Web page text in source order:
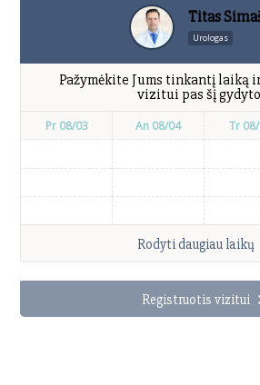
Titas
Urologas
Pažymėkite Jums tinkantį laiką
vizitui pas šį
Pr 08/03 An 08/04 Tr
Rodyti daugiau laikų
Registruotis vizitui